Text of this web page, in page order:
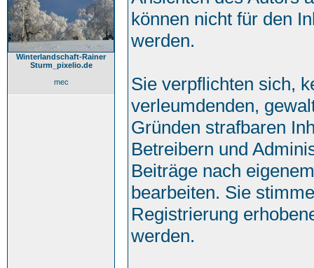
Winterlandschaft-Rainer
Sturm_pixelio.de
mec
können nicht für den
werden.
Sie verpflichten sich,
verleumdenden,
Gründen strafbaren
Betreibern und
Beiträge nach
bearbeiten. Sie
Registrierung
werden.